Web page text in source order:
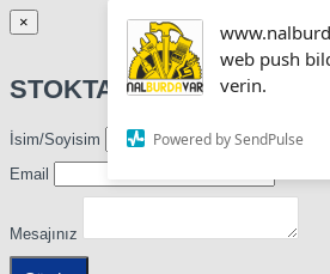
web push
verin.
Powered by SendPulse
×
STOKTA OLUNCA HABER
İsim/Soyisim
Email
Mesajınız